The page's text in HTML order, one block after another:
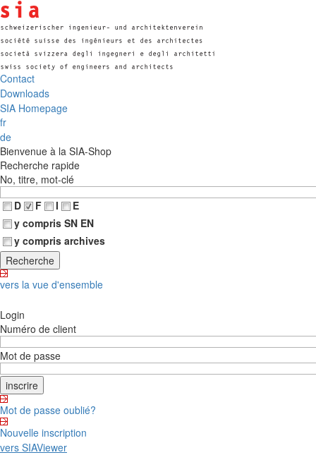
Contact
Downloads
SIA Homepage
fr
de
Bienvenue à la SIA-Shop
Recherche rapide
No, titre, mot-clé
D
F I
E
y compris SN EN
y compris archives
vers la vue d'ensemble
Login
Numéro de client
Mot de passe
Mot de passe oublié?
Nouvelle inscription
vers SIAViewer